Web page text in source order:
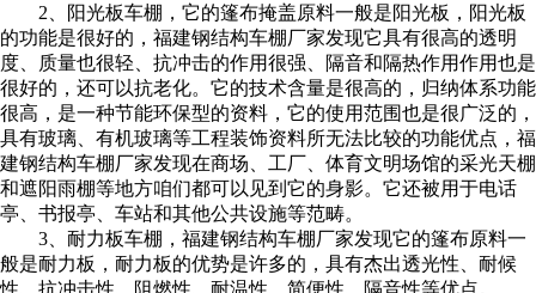
2、阳光板车棚，它的篷布掩盖原料一般是阳光板，阳光板
的功能是很好的，福建钢结构车棚厂家发现它具有很高的透明
度、质量也很轻、抗冲击的作用很强、隔音和隔热作用作用也是
很好的，还可以抗老化。它的技术含量是很高的，归纳体系功能
很高，是一种节能环保型的资料，它的使用范围也是很广泛的，
具有玻璃、有机玻璃等工程装饰资料所无法比较的功能优点，福
建钢结构车棚厂家发现在商场、工厂、体育文明场馆的采光天棚
和遮阳雨棚等地方咱们都可以见到它的身影。它还被用于电话
亭、书报亭、车站和其他公共设施等范畴。
3、耐力板车棚，福建钢结构车棚厂家发现它的篷布原料一
般是耐力板，耐力板的优势是许多的，具有杰出透光性、耐候
性、抗冲击性、阻燃性、耐温性、简便性、隔音性等优点。